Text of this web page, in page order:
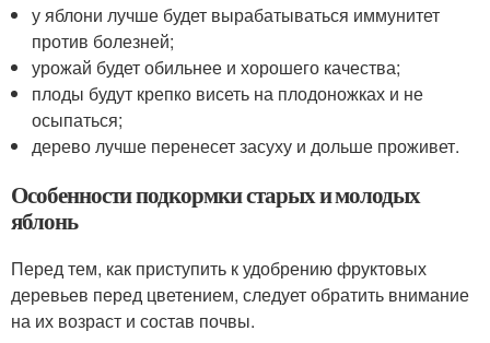
у яблони лучше будет вырабатываться иммунитет
против болезней;
урожай будет обильнее и хорошего качества;
плоды будут крепко висеть на плодоножках и не
осыпаться;
дерево лучше перенесет засуху и дольше проживет.
Особенности подкормки старых и молодых
яблонь
Перед тем, как приступить к удобрению фруктовых
деревьев перед цветением, следует обратить внимание
на их возраст и состав почвы.